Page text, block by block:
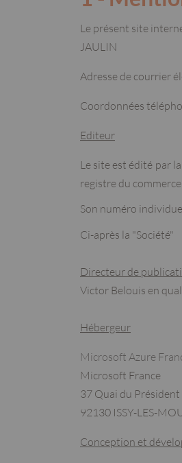
Le présent site
JAULIN
Adresse de courrier
Coordonnées
Editeur
Le site est édité par
registre du
Son numéro
Ci-après la "Société"
Directeur de
Victor Belouis en
Hébergeur
Microsoft Azure
Microsoft France
37 Quai du
92130 ISSY-LES-
Conception et